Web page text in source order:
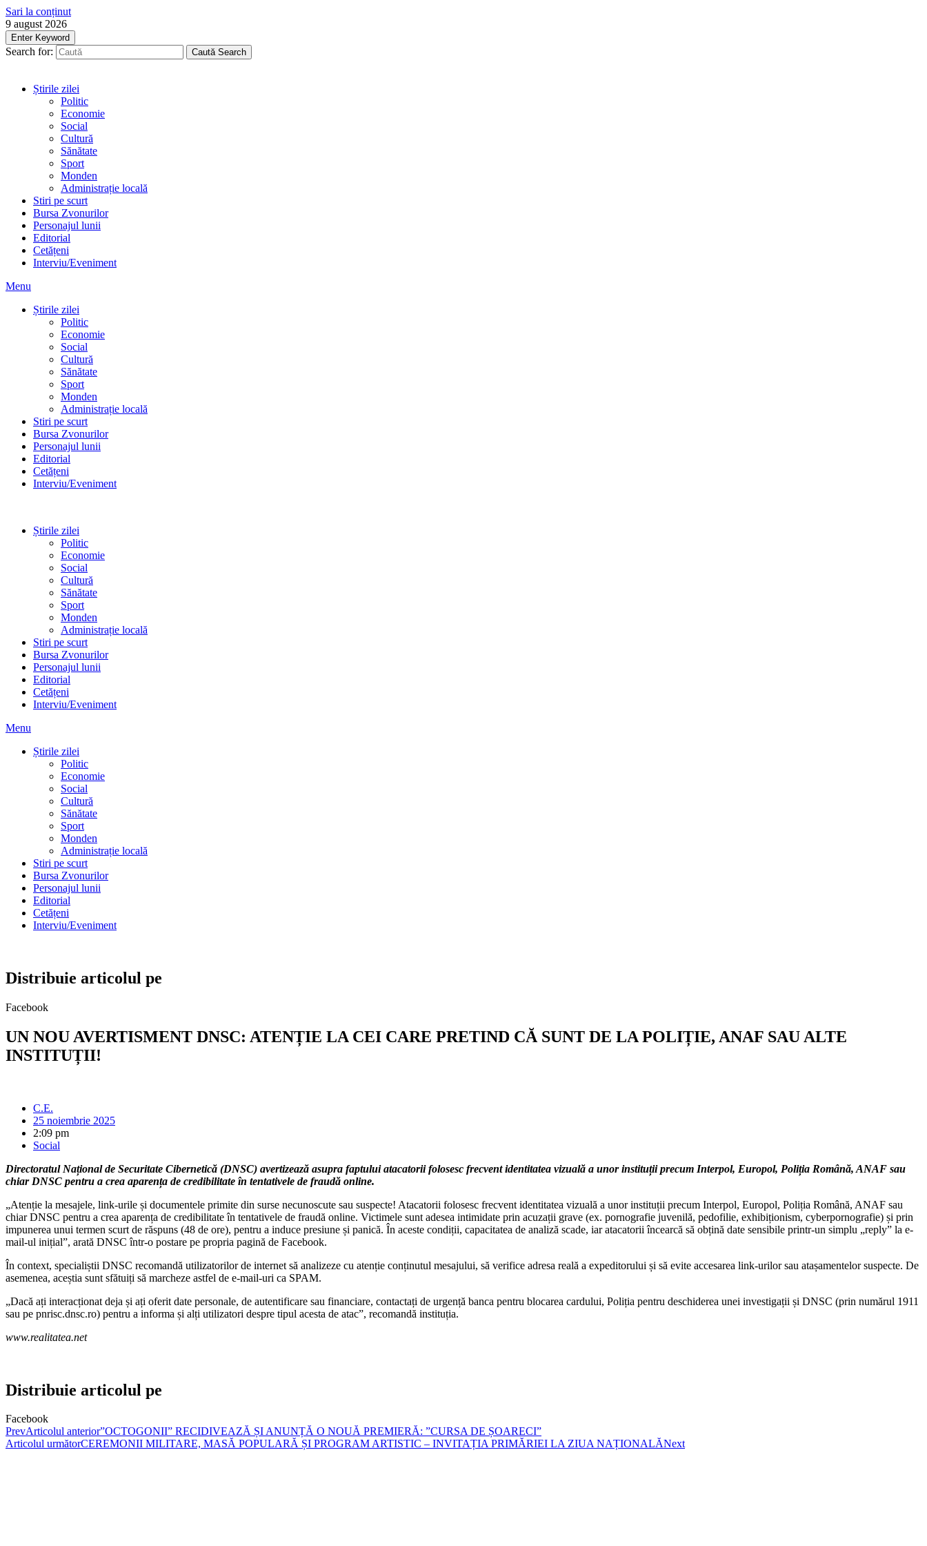
Sari la conținut
9 august 2026
Enter Keyword
Search for: Caută Search
Știrile zilei
Politic
Economie
Social
Cultură
Sănătate
Sport
Monden
Administrație locală
Stiri pe scurt
Bursa Zvonurilor
Personajul lunii
Editorial
Cetățeni
Interviu/Eveniment
Menu
Știrile zilei
Politic
Economie
Social
Cultură
Sănătate
Sport
Monden
Administrație locală
Stiri pe scurt
Bursa Zvonurilor
Personajul lunii
Editorial
Cetățeni
Interviu/Eveniment
Știrile zilei
Politic
Economie
Social
Cultură
Sănătate
Sport
Monden
Administrație locală
Stiri pe scurt
Bursa Zvonurilor
Personajul lunii
Editorial
Cetățeni
Interviu/Eveniment
Menu
Știrile zilei
Politic
Economie
Social
Cultură
Sănătate
Sport
Monden
Administrație locală
Stiri pe scurt
Bursa Zvonurilor
Personajul lunii
Editorial
Cetățeni
Interviu/Eveniment
Distribuie articolul pe
Facebook
UN NOU AVERTISMENT DNSC: ATENȚIE LA CEI CARE PRETIND CĂ SUNT DE LA POLIȚIE, ANAF SAU ALTE
INSTITUȚII!
C.E.
25 noiembrie 2025
2:09 pm
Social
Directoratul Național de Securitate Cibernetică (DNSC) avertizează asupra faptului atacatorii folosesc frecvent identitatea vizuală a unor instituții precum Interpol, Europol, Poliția Română, ANAF sau
chiar DNSC pentru a crea aparența de credibilitate în tentativele de fraudă online.
„Atenție la mesajele, link-urile și documentele primite din surse necunoscute sau suspecte! Atacatorii folosesc frecvent identitatea vizuală a unor instituții precum Interpol, Europol, Poliția Română, ANAF sau
chiar DNSC pentru a crea aparența de credibilitate în tentativele de fraudă online. Victimele sunt adesea intimidate prin acuzații grave (ex. pornografie juvenilă, pedofilie, exhibiționism, cyberpornografie) și prin
impunerea unui termen scurt de răspuns (48 de ore), pentru a induce presiune și panică. În aceste condiții, capacitatea de analiză scade, iar atacatorii încearcă să obțină date sensibile printr-un simplu „reply” la e-
mail-ul inițial”, arată DNSC într-o postare pe propria pagină de Facebook.
În context, specialiștii DNSC recomandă utilizatorilor de internet să analizeze cu atenție conținutul mesajului, să verifice adresa reală a expeditorului și să evite accesarea link-urilor sau atașamentelor suspecte. De
asemenea, aceștia sunt sfătuiți să marcheze astfel de e-mail-uri ca SPAM.
„Dacă ați interacționat deja și ați oferit date personale, de autentificare sau financiare, contactați de urgență banca pentru blocarea cardului, Poliția pentru deschiderea unei investigații și DNSC (prin numărul 1911
sau pe pnrisc.dnsc.ro) pentru a informa și alți utilizatori despre tipul acesta de atac”, recomandă instituția.
www.realitatea.net
Distribuie articolul pe
Facebook
PrevArticolul anterior”OCTOGONII” RECIDIVEAZĂ ȘI ANUNȚĂ O NOUĂ PREMIERĂ: ”CURSA DE ȘOARECI”
Articolul următorCEREMONII MILITARE, MASĂ POPULARĂ ȘI PROGRAM ARTISTIC – INVITAȚIA PRIMĂRIEI LA ZIUA NAȚIONALĂNext